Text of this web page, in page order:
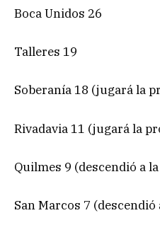
Boca Unidos 26
Talleres 19
Soberanía 18 (jugará la
Rivadavia 11 (jugará la
Quilmes 9 (descendió a
San Marcos 7 (descendió